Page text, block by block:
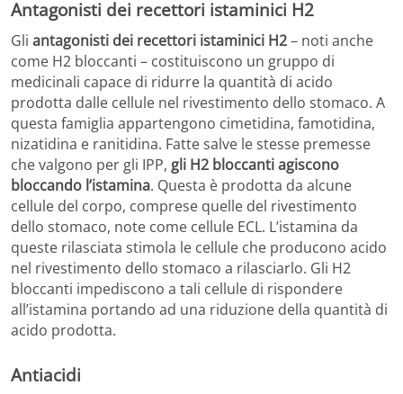
Antagonisti dei recettori istaminici H2
Gli antagonisti dei recettori istaminici H2– noti anche
come H2 bloccanti – costituiscono un gruppo di
medicinali capace di ridurre la quantità di acido
prodotta dalle cellule nel rivestimento dello stomaco. A
questa famiglia appartengono cimetidina, famotidina,
nizatidina e ranitidina. Fatte salve le stesse premesse
che valgono per gli IPP, gli H2 bloccanti agiscono
bloccando l’istamina. Questa è prodotta da alcune
cellule del corpo, comprese quelle del rivestimento
dello stomaco, note come cellule ECL. L’istamina da
queste rilasciata stimola le cellule che producono acido
nel rivestimento dello stomaco a rilasciarlo. Gli H2
bloccanti impediscono a tali cellule di rispondere
all’istamina portando ad una riduzione della quantità di
acido prodotta.
Antiacidi